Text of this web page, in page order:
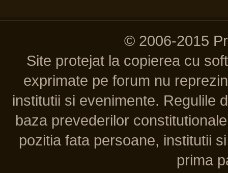
© 2006-2015
Site protejat la copierea cu
exprimate pe forum nu
institutii si evenimente. Regulile
baza prevederilor
pozitia fata persoane, institutii
prima